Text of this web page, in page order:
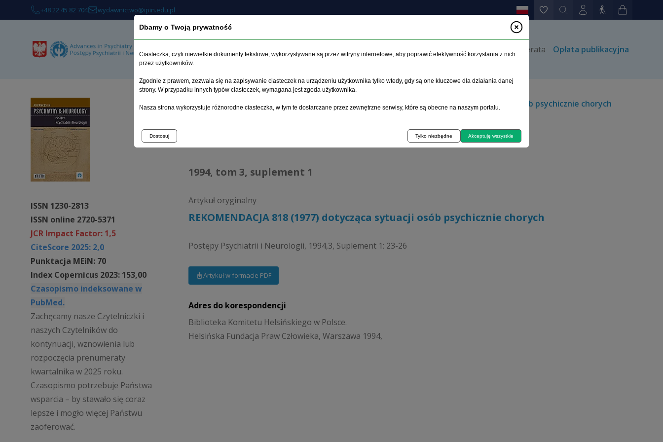
+48 22 45 82 704 wydawnictwo@ipin.edu.pl
O czasopiśmie Archiwum Etyka Instrukcja dla autorów Kontakt Prenumerata Opłata publikacyjna
ISSN 1230-2813
ISSN online 2720-5371
JCR Impact Factor: 1,5
CiteScore 2025: 2,0
Punktacja MEiN: 70
Index Copernicus 2023: 153,00
Czasopismo indeksowane w
PubMed.
Zachęcamy nasze Czytelniczki i
naszych Czytelników do
kontynuacji, wznowienia lub
rozpoczęcia prenumeraty
kwartalnika w 2025 roku.
Czasopismo potrzebuje Państwa
wsparcia – by stawało się coraz
lepsze i mogło więcej Państwu
zaoferować.
Strona główna >Archiwum>suplement 1>REKOMENDACJA 818 (1977) dotycząca sytuacji osób psychicznie chorych
1994, tom 3, suplement 1
Artykuł oryginalny
REKOMENDACJA 818 (1977) dotycząca sytuacji osób psychicznie chorych
Postępy Psychiatrii i Neurologii, 1994,3, Suplement 1: 23-26
Artykuł w formacie PDF
Adres do korespondencji
Biblioteka Komitetu Helsińskiego w Polsce.
Helsińska Fundacja Praw Człowieka, Warszawa 1994,
Dbamy o Twoją prywatność
Ciasteczka, czyli niewielkie dokumenty tekstowe, wykorzystywane są przez witryny internetowe, aby poprawić efektywność korzystania z nich
przez użytkowników.
Zgodnie z prawem, zezwala się na zapisywanie ciasteczek na urządzeniu użytkownika tylko wtedy, gdy są one kluczowe dla działania danej
strony. W przypadku innych typów ciasteczek, wymagana jest zgoda użytkownika.
Nasza strona wykorzystuje różnorodne ciasteczka, w tym te dostarczane przez zewnętrzne serwisy, które są obecne na naszym portalu.
Dostosuj Tylko niezbędne Akceptuję wszystkie